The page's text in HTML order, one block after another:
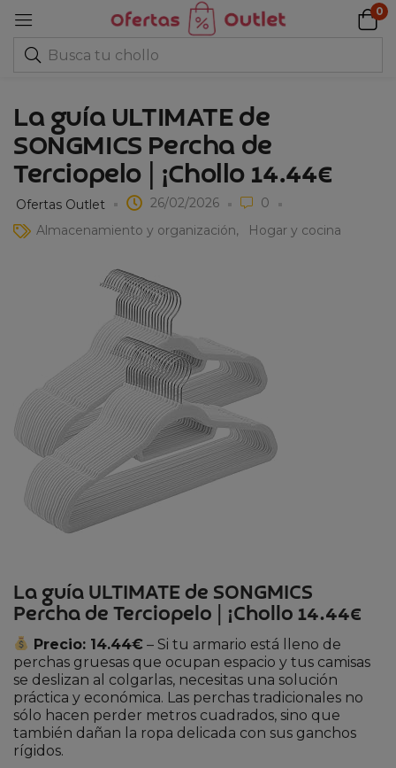
0
La guía ULTIMATE de
SONGMICS Percha de
Terciopelo | ¡Chollo 14.44€
Ofertas Outlet 26/02/2026
0
Almacenamiento y organización
Hogar y cocina
La guía ULTIMATE de SONGMICS
Percha de Terciopelo | ¡Chollo 14.44€
Precio: 14.44€ – Si tu armario está lleno de
perchas gruesas que ocupan espacio y tus camisas
se deslizan al colgarlas, necesitas una solución
práctica y económica. Las perchas tradicionales no
sólo hacen perder metros cuadrados, sino que
también dañan la ropa delicada con sus ganchos
rígidos.